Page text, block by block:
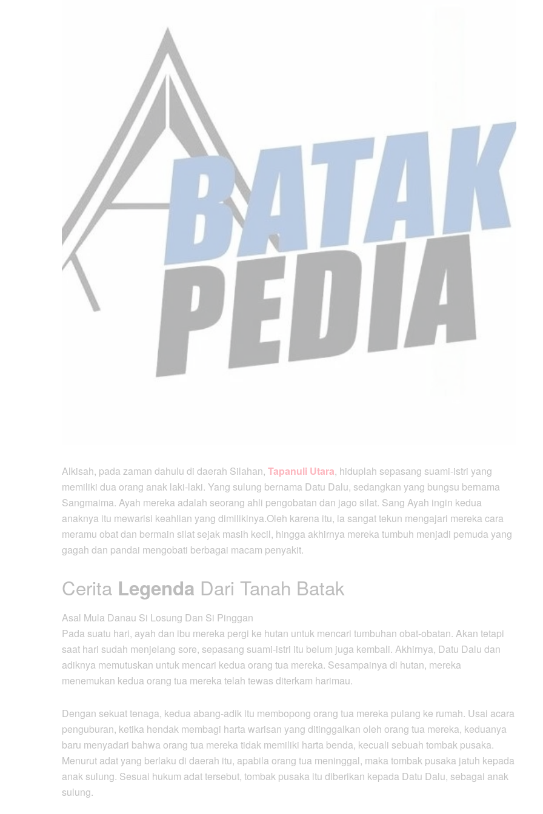
Alkisah, pada zaman dahulu di daerah Silahan, Tapanuli Utara, hiduplah sepasang suami-istri yang
memiliki dua orang anak laki-laki. Yang sulung bernama Datu Dalu, sedangkan yang bungsu bernama
Sangmaima. Ayah mereka adalah seorang ahli pengobatan dan jago silat. Sang Ayah ingin kedua
anaknya itu mewarisi keahlian yang dimilikinya.Oleh karena itu, ia sangat tekun mengajari mereka cara
meramu obat dan bermain silat sejak masih kecil, hingga akhirnya mereka tumbuh menjadi pemuda yang
gagah dan pandai mengobati berbagai macam penyakit.
Cerita Legenda Dari Tanah Batak
Asal Mula Danau Si Losung Dan Si Pinggan
Pada suatu hari, ayah dan ibu mereka pergi ke hutan untuk mencari tumbuhan obat-obatan. Akan tetapi
saat hari sudah menjelang sore, sepasang suami-istri itu belum juga kembali. Akhirnya, Datu Dalu dan
adiknya memutuskan untuk mencari kedua orang tua mereka. Sesampainya di hutan, mereka
menemukan kedua orang tua mereka telah tewas diterkam harimau.
Dengan sekuat tenaga, kedua abang-adik itu membopong orang tua mereka pulang ke rumah. Usai acara
penguburan, ketika hendak membagi harta warisan yang ditinggalkan oleh orang tua mereka, keduanya
baru menyadari bahwa orang tua mereka tidak memiliki harta benda, kecuali sebuah tombak pusaka.
Menurut adat yang berlaku di daerah itu, apabila orang tua meninggal, maka tombak pusaka jatuh kepada
anak sulung. Sesuai hukum adat tersebut, tombak pusaka itu diberikan kepada Datu Dalu, sebagai anak
sulung.